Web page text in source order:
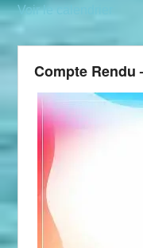
Voir le calendrier
Compte Rendu